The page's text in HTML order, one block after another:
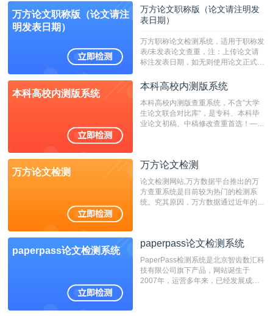
定院校！！！
万方论文职称版（论文请注
明发表日期）
万方论文职称版（论文请注明发
表日期）
万方职称论文检测系统，适用于职称发
表/未发表论文查重，注：上传论文请
标注发表日期，如无则使用论文正式发
成时间作为发表日期。
本科高校内测版系统
本科高校内测版系统
本科高校内测版查重系统，不含”大学
生论文联合对比库“，是专科、本科毕
业论文初稿、中稿修改查重首选！——
万方论文检测
万方论文检测
论文检测网站,万方数据平台推出的万
方查重系统是目前较为热门的检测系
统。究其原因，万方数据通过近年的发
非。其次，相对于知网而言，万方检测
重的推荐系统。
paperpass论文检测系统
paperpass论文检测系统
PaperPass检测系统是北京智齿数汇科
技有限公司旗下产品，网站诞生于
2007年，运营多年来，已经发展成为